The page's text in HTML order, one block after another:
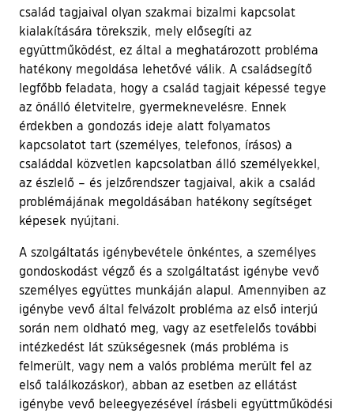
család tagjaival olyan szakmai bizalmi kapcsolat
kialakítására törekszik, mely elősegíti az
együttműködést, ez által a meghatározott probléma
hatékony megoldása lehetővé válik. A családsegítő
legfőbb feladata, hogy a család tagjait képessé tegye
az önálló életvitelre, gyermeknevelésre. Ennek
érdekben a gondozás ideje alatt folyamatos
kapcsolatot tart (személyes, telefonos, írásos) a
családdal közvetlen kapcsolatban álló személyekkel,
az észlelő – és jelzőrendszer tagjaival, akik a család
problémájának megoldásában hatékony segítséget
képesek nyújtani.
A szolgáltatás igénybevétele önkéntes, a személyes
gondoskodást végző és a szolgáltatást igénybe vevő
személyes együttes munkáján alapul. Amennyiben az
igénybe vevő által felvázolt probléma az első interjú
során nem oldható meg, vagy az esetfelelős további
intézkedést lát szükségesnek (más probléma is
felmerült, vagy nem a valós probléma merült fel az
első találkozáskor), abban az esetben az ellátást
igénybe vevő beleegyezésével írásbeli együttműködési